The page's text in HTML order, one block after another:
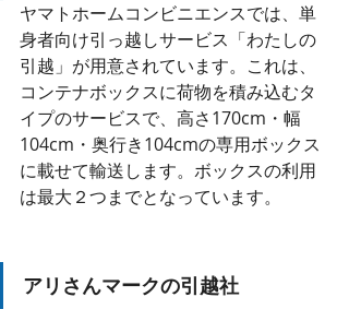
ヤマトホームコンビニエンスでは、単
身者向け引っ越しサービス「わたしの
引越」が用意されています。これは、
コンテナボックスに荷物を積み込むタ
イプのサービスで、高さ170cm・幅
104cm・奥行き104cmの専用ボックス
に載せて輸送します。ボックスの利用
は最大２つまでとなっています。
アリさんマークの引越社